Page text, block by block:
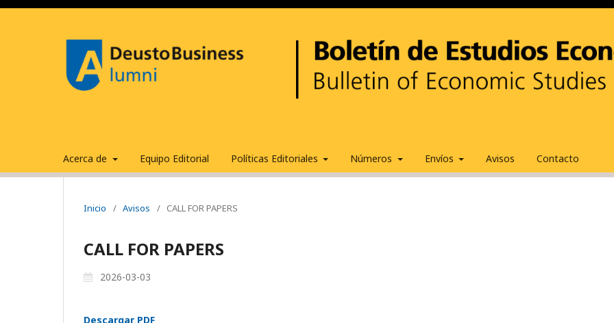
Acerca de Equipo Editorial Políticas Editoriales Números Envíos Avisos Contacto
Inicio / Avisos / CALL FOR PAPERS
CALL FOR PAPERS
2026-03-03
Descargar PDF